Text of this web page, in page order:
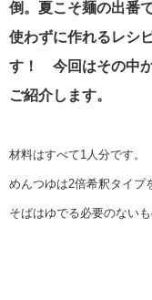
倒。夏こそ麺の出番
使わずに作れるレシ
す！ 今回はその中
ご紹介します。
材料はすべて1人分です。
めんつゆは2倍希釈タイプ
そばはゆでる必要のないも